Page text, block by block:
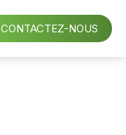
CONTACTEZ-NOUS